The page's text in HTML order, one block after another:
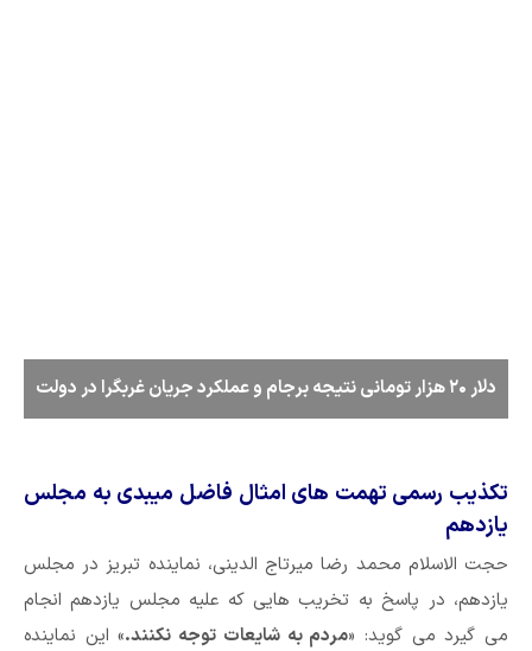
دلار ۲۰ هزار تومانی نتیجه برجام و عملکرد جریان غربگرا در دولت
تکذیب رسمی تهمت های امثال فاضل میبدی به مجلس
یازدهم
حجت الاسلام محمد رضا میرتاج الدینی، نماینده تبریز در مجلس
یازدهم، در پاسخ به تخریب هایی که علیه مجلس یازدهم انجام
می گیرد می گوید: «مردم به شایعات توجه نکنند.» این نماینده